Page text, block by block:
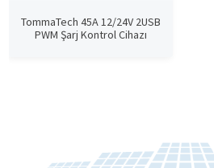
TommaTech 45A 12/24V 2USB
PWM Şarj Kontrol Cihazı